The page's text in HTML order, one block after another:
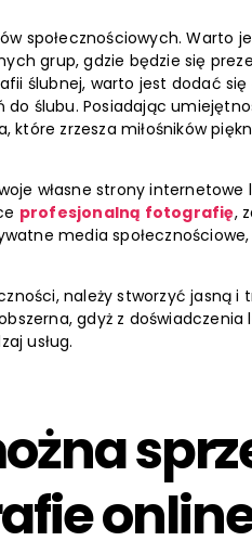
społecznościowych. Warto
grup, gdzie będzie się
ślubnej, warto jest dodać
ślubu. Posiadając
zrzesza miłośników
własne strony internetowe
profesjonalną fotografię,
media
należy stworzyć jasną
gdyż z
usług.